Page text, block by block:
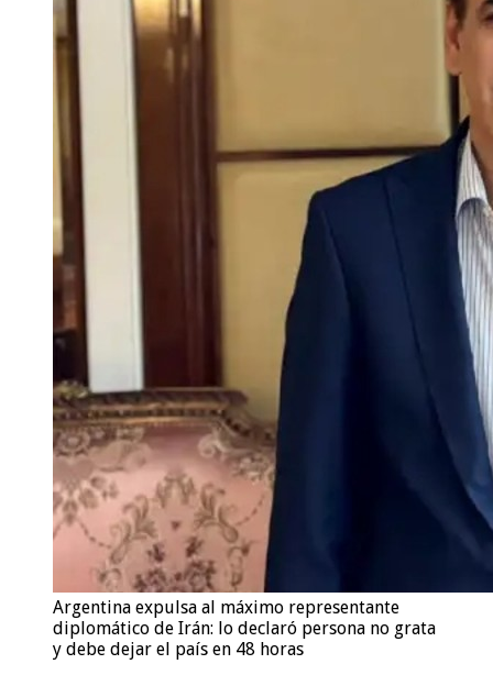
Argentina expulsa al máximo representante
diplomático de Irán: lo declaró persona no grata
y debe dejar el país en 48 horas